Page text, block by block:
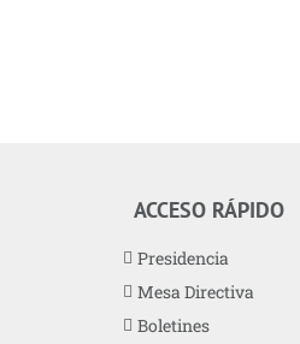
ACCESO RÁPIDO
Presidencia
Mesa Directiva
Boletines